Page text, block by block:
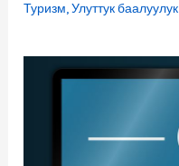
Туризм,Улуттук баалуулук